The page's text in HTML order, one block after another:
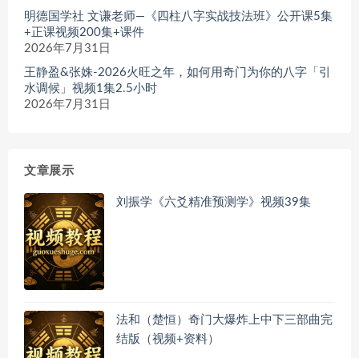
明德国学社 文谦老师—《四柱八字实战技法班》公开课5集
+正课视频200集+课件
2026年7月31日
王静盈&张姝-2026火旺之年，如何用奇门为你的八字「引
水调候」视频1集2.5小时
2026年7月31日
文章展示
刘振学《六爻精准预测学》视频39集
法和（楚恒）奇门大爆炸上中下三部曲完
结版（视频+资料）